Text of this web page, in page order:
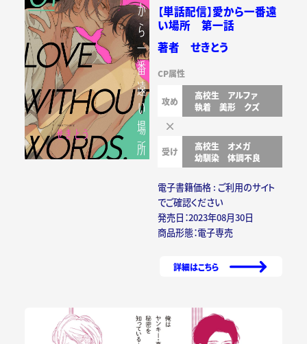
【単話配信】愛から一番遠
い場所 第一話
著者 せきとう
CP属性
攻め 高校生
アルファ
執着
美形 クズ
受け 高校生
オメガ
幼馴染
体調不良
電子書籍価格 : ご利用のサイト
でご確認ください
発売日：2023年08月30日
商品形態：電子専売
詳細はこちら